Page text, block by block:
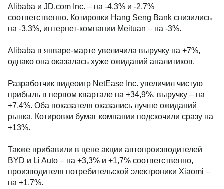
Alibaba и JD.com Inc. – на -4,3% и -2,7%
соответственно. Котировки Hang Seng Bank снизились
на -3,3%, интернет-компании Meituan – на -3%.
Alibaba в январе-марте увеличила выручку на +7%,
однако она оказалась хуже ожиданий аналитиков.
Разработчик видеоигр NetEase Inc. увеличил чистую
прибыль в первом квартале на +34,9%, выручку – на
+7,4%. Оба показателя оказались лучше ожиданий
рынка. Котировки бумаг компании подскочили сразу на
+13%.
Также прибавили в цене акции автопроизводителей
BYD и Li Auto – на +3,3% и +1,7% соответственно,
производителя потребительской электроники Xiaomi –
на +1,7%.